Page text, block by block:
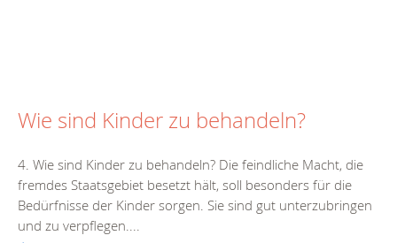
Wie sind Kinder zu behandeln?
4. Wie sind Kinder zu behandeln? Die feindliche Macht, die
fremdes Staatsgebiet besetzt hält, soll besonders für die
Bedürfnisse der Kinder sorgen. Sie sind gut unterzubringen
und zu verpflegen....